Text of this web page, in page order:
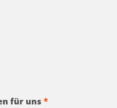
für uns *